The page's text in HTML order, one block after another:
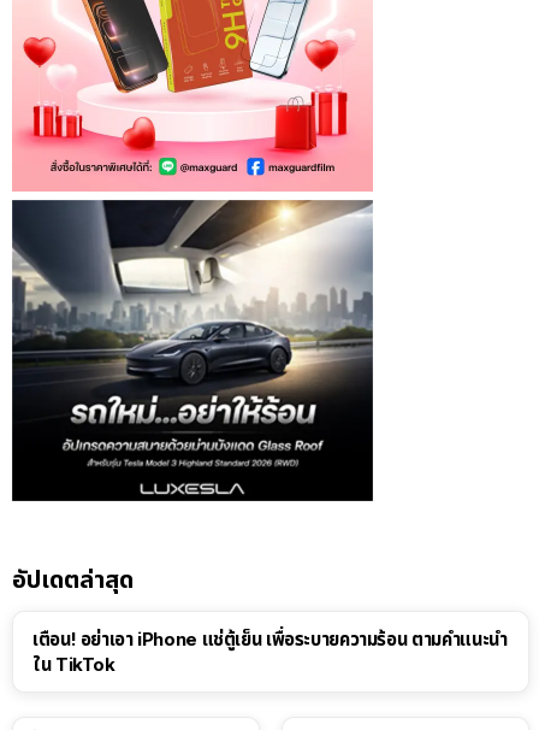
อัปเดตล่าสุด
เตือน! อย่าเอา iPhone แช่ตู้เย็น เพื่อระบายความร้อน ตามคำแนะนำ
ใน TikTok